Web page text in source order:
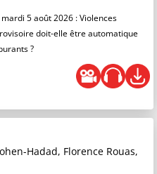
5 août 2026 : Violences
doit-elle être automatique
?
Hadad, Florence Rouas,